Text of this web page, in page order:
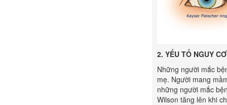
2. YẾU TỐ NGUY CƠ
Những người mắc
mẹ. Người mang
những người mắc
Wilson tăng lên khi